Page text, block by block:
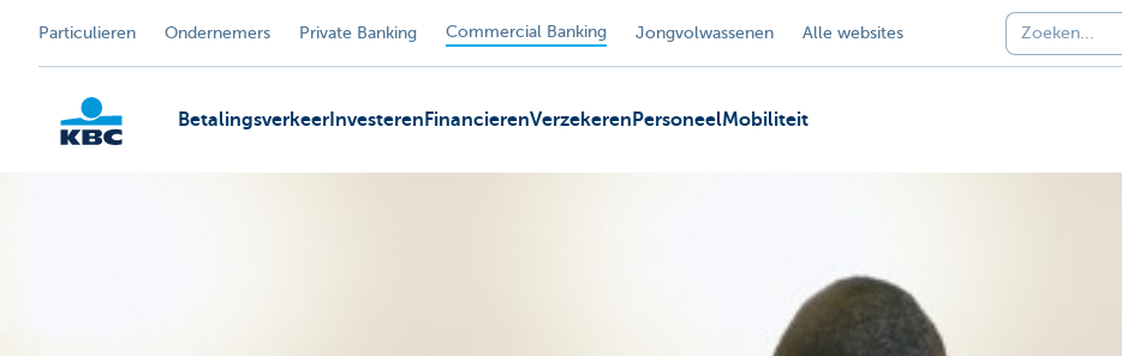
Particulieren Ondernemers Private Banking Commercial Banking Jongvolwassenen Alle websites
Betalingsverkeer Investeren FinancierenVerzekeren PersoneelMobiliteit